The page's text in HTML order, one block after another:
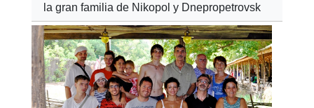
la gran familia de Nikopol y Dnepropetrovsk